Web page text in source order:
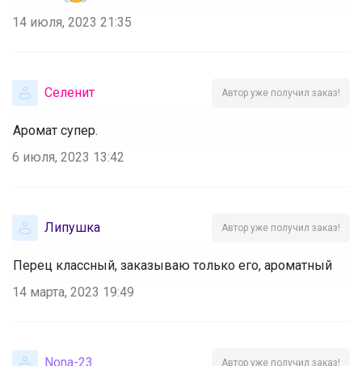
14 июля, 2023 21:35
Селенит Автор уже получил заказ!
Аромат супер.
6 июля, 2023 13:42
Липушка Автор уже получил заказ!
Перец классный, заказываю только его, ароматный
14 марта, 2023 19:49
Nona-23 Автор уже получил заказ!